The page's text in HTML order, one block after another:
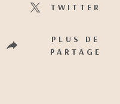
TWITTER
PLUS DE
PARTAGE